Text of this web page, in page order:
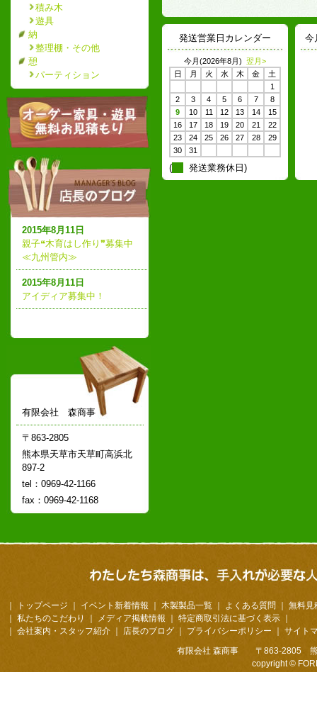
積み木
遊具
納
整理棚・その他
憩
パーティション
2015年8月11日
親子❝木育はし作り❞募集中
≪九州管内≫
2015年8月11日
アイディア募集中！
有限会社 森商事
〒863-2805
熊本県天草市天草町高浜北
897-2
tel：0969-42-1166
fax：0969-42-1168
発送営業日カレンダー
今月(2026年8月) 翌月>
日
月 火 水 木 金
土
1
2
3 4 5 6 7
8
9
10 11 12 13 14
15
16
17 18 19 20 21
22
23
24 25 26 27 28
29
30
31
( 発送業務休日)
今
トップページ イベント新着情報 木製製品一覧 よくある質問
無料見
私たちのこだわり メディア掲載情報 特定商取引法に基づく表示
会社案内・スタッフ紹介 店長のブログ プライバシーポリシー
サイト
有限会社 森商事 〒863-2805 熊
copyright ©